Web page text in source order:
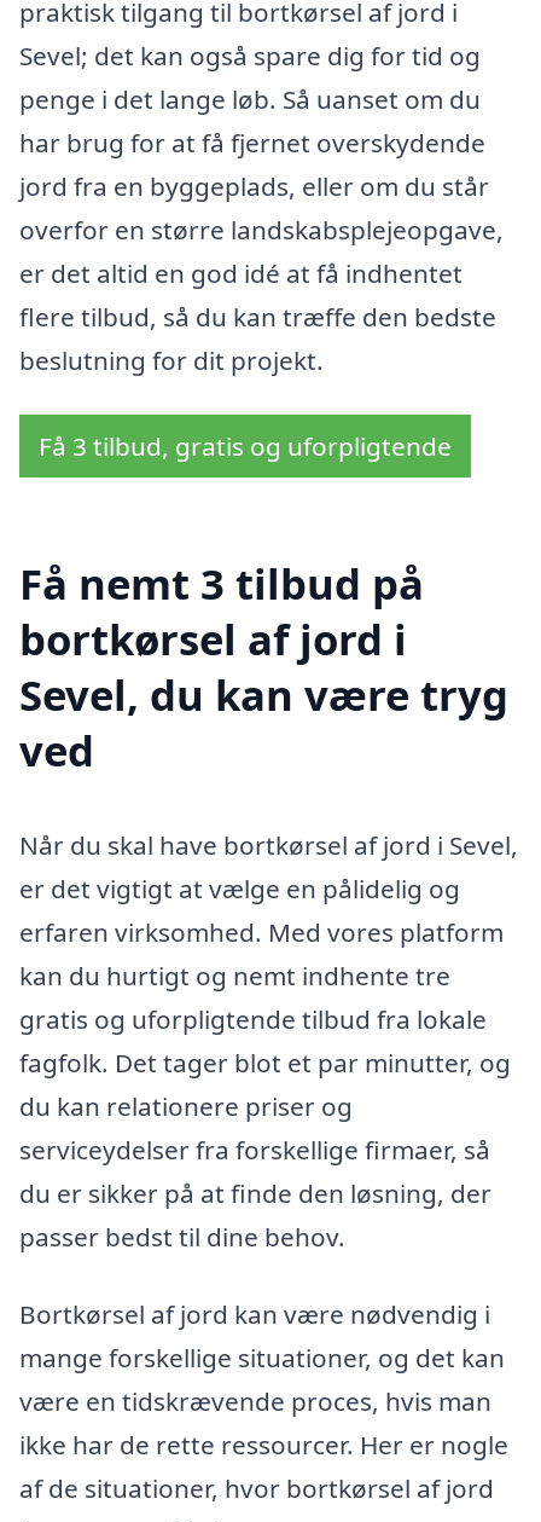
praktisk tilgang til bortkørsel af jord i
Sevel; det kan også spare dig for tid og
penge i det lange løb. Så uanset om du
har brug for at få fjernet overskydende
jord fra en byggeplads, eller om du står
overfor en større landskabsplejeopgave,
er det altid en god idé at få indhentet
flere tilbud, så du kan træffe den bedste
beslutning for dit projekt.
Få 3 tilbud, gratis og uforpligtende
Få nemt 3 tilbud på
bortkørsel af jord i
Sevel, du kan være tryg
ved
Når du skal have bortkørsel af jord i Sevel,
er det vigtigt at vælge en pålidelig og
erfaren virksomhed. Med vores platform
kan du hurtigt og nemt indhente tre
gratis og uforpligtende tilbud fra lokale
fagfolk. Det tager blot et par minutter, og
du kan relationere priser og
serviceydelser fra forskellige firmaer, så
du er sikker på at finde den løsning, der
passer bedst til dine behov.
Bortkørsel af jord kan være nødvendig i
mange forskellige situationer, og det kan
være en tidskrævende proces, hvis man
ikke har de rette ressourcer. Her er nogle
af de situationer, hvor bortkørsel af jord